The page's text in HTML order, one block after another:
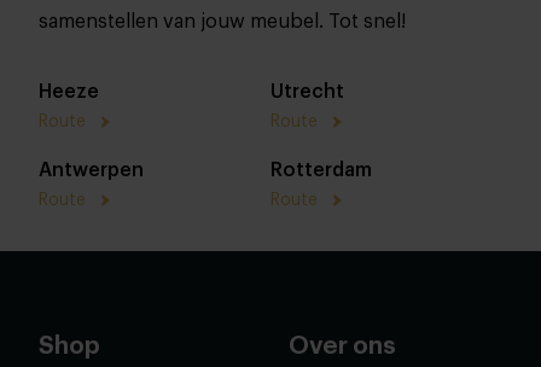
samenstellen van jouw meubel. Tot snel!
Heeze
Route
Utrecht
Route
Antwerpen
Route
Rotterdam
Route
Shop Over ons